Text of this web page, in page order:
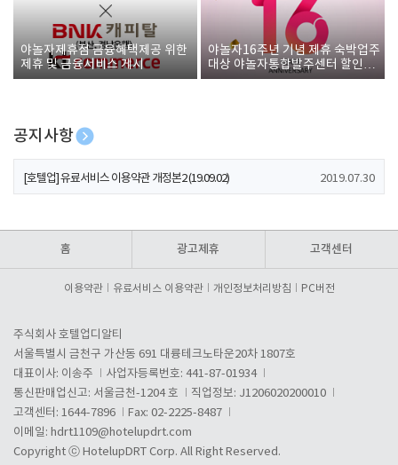
야놀자제휴점 금융혜택제공 위한
제휴 및 금융서비스 게시
야놀자16주년 기념 제휴 숙박업주
대상 야놀자통합발주센터 할인쿠
폰 증정
공지사항
[호텔업] 개인정보 처리방침 개정본1 (19.09.02)
[호텔업] 유료서비스 이용약관 개정본2 (19.09.02) 2019.07.30
홈 광고제휴 고객센터
이용약관 유료서비스 이용약관 개인정보처리방침 PC버전
주식회사 호텔업디알티
서울특별시 금천구 가산동 691 대륭테크노타운20차 1807호
대표이사: 이송주
사업자등록번호: 441-87-01934
통신판매업신고: 서울금천-1204 호
직업정보: J1206020200010
고객센터: 1644-7896
Fax: 02-2225-8487
이메일: hdrt1109@hotelupdrt.com
Copyright ⓒ HotelupDRT Corp. All Right Reserved.